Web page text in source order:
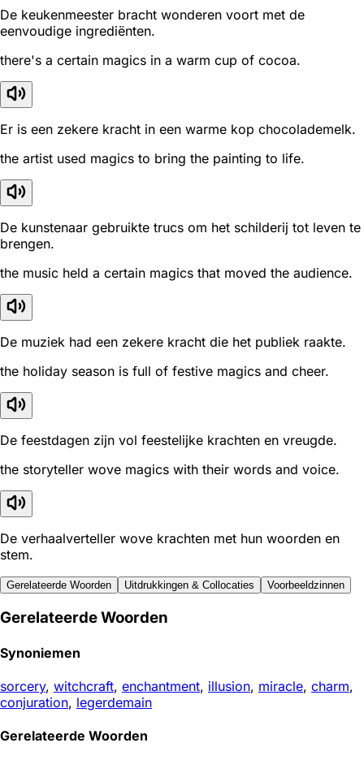
De keukenmeester bracht wonderen voort met de
eenvoudige ingrediënten.
there's a certain magics in a warm cup of cocoa.
Er is een zekere kracht in een warme kop chocolademelk.
the artist used magics to bring the painting to life.
De kunstenaar gebruikte trucs om het schilderij tot leven te
brengen.
the music held a certain magics that moved the audience.
De muziek had een zekere kracht die het publiek raakte.
the holiday season is full of festive magics and cheer.
De feestdagen zijn vol feestelijke krachten en vreugde.
the storyteller wove magics with their words and voice.
De verhaalverteller wove krachten met hun woorden en
stem.
Gerelateerde Woorden Uitdrukkingen & Collocaties Voorbeeldzinnen
Gerelateerde Woorden
Synoniemen
sorcery, witchcraft, enchantment, illusion, miracle, charm,
conjuration, legerdemain
Gerelateerde Woorden